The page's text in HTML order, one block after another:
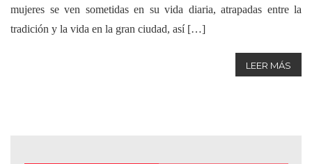
mujeres se ven sometidas en su vida diaria, atrapadas entre la
tradición y la vida en la gran ciudad, así […]
LEER MÁS